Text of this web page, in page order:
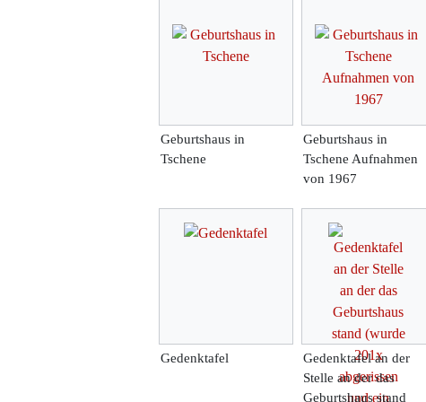
Geburtshaus in
Tschene
Geburtshaus in
Tschene Aufnahmen
von 1967
Gedenktafel
Gedenktafel an der
Stelle an der das
Geburtshaus stand